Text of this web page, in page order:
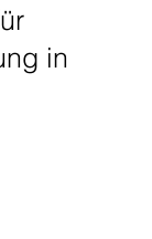
in